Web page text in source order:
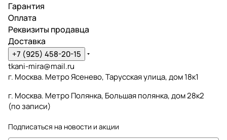
Гарантия
Оплата
Реквизиты продавца
Доставка
+7 (925) 458-20-15
tkani-mira@mail.ru
г. Москва. Метро Ясенево, Тарусская улица, дом 18к1
г. Москва. Метро Полянка, Большая полянка, дом 28к2
(по записи)
Подписаться на новости и акции